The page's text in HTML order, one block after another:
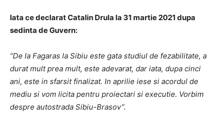
Iata ce declarat Catalin Drula la 31 martie 2021 dupa
sedinta de Guvern:
“De la Fagaras la Sibiu este gata studiul de fezabilitate, a
durat mult prea mult, este adevarat, dar iata, dupa cinci
ani, este in sfarsit finalizat. In aprilie iese si acordul de
mediu si vom licita pentru proiectari si executie. Vorbim
despre autostrada Sibiu-Brasov”.